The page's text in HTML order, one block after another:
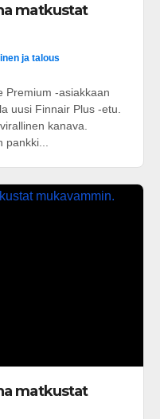
matkustat
ja talous
Premium -asiakkaan
uusi Finnair Plus -etu.
kanava.
pankki...
matkustat